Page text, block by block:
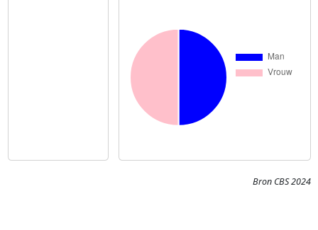
Bron CBS 2024